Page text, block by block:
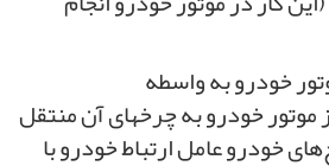
خودرو به واسطه
موتور خودرو به چرخهای آن منتقل
خودرو عامل ارتباط خودرو با